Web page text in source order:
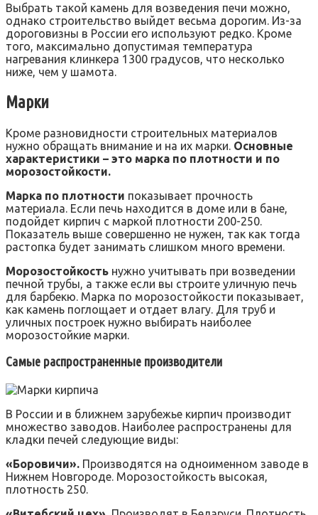
Выбрать такой камень для возведения печи можно,
однако строительство выйдет весьма дорогим. Из-за
дороговизны в России его используют редко. Кроме
того, максимально допустимая температура
нагревания клинкера 1300 градусов, что несколько
ниже, чем у шамота.
Марки
Кроме разновидности строительных материалов
нужно обращать внимание и на их марки. Основные
характеристики – это марка по плотности и по
морозостойкости.
Марка по плотности показывает прочность
материала. Если печь находится в доме или в бане,
подойдет кирпич с маркой плотности 200-250.
Показатель выше совершенно не нужен, так как тогда
растопка будет занимать слишком много времени.
Морозостойкость нужно учитывать при возведении
печной трубы, а также если вы строите уличную печь
для барбекю. Марка по морозостойкости показывает,
как камень поглощает и отдает влагу. Для труб и
уличных построек нужно выбирать наиболее
морозостойкие марки.
Самые распространенные производители
В России и в ближнем зарубежье кирпич производит
множество заводов. Наиболее распространены для
кладки печей следующие виды:
«Боровичи». Производятся на одноименном заводе в
Нижнем Новгороде. Морозостойкость высокая,
плотность 250.